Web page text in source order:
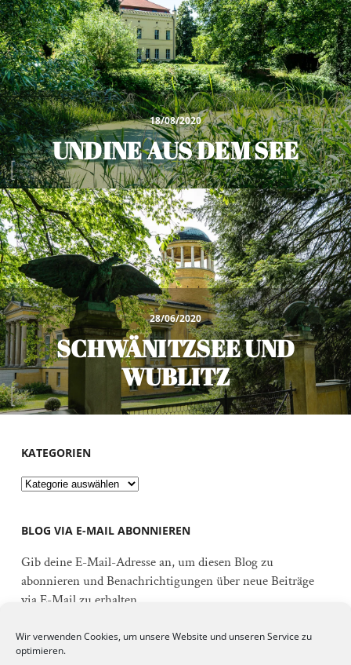
Wir verwenden Cookies, um unsere Website und unseren Service zu
optimieren.
18/08/2020
UNDINE AUS DEM SEE
28/06/2020
SCHWÄNITZSEE UND
WUBLITZ
KATEGORIEN
Kategorien
BLOG VIA E-MAIL ABONNIEREN
Gib deine E-Mail-Adresse an, um diesen Blog zu
abonnieren und Benachrichtigungen über neue Beiträge
via E-Mail zu erhalten.
Mail-
Adresse